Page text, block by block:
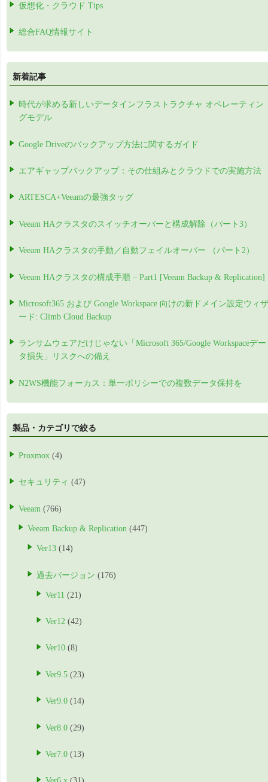
仮想化・クラウド Tips
総合FAQ情報サイト
新着記事
時代が求める新しいデータインフラストラクチャ オペレーティン
グモデル
Google Driveのバックアップ方法に関するガイド
エアギャップバックアップ：その仕組みとクラウドでの実施方法
ARTESCA+Veeamの最強タッグ
Veeam HAクラスタのスイッチオーバーと構成解除（パート3）
Veeam HAクラスタの手動／自動フェイルオーバー （パート2）
Veeam HAクラスタの構成手順 – Part1 [Veeam Backup & Replication]
Microsoft365 および Google Workspace 向けの新ドメイン設定ウィザ
ード: Climb Cloud Backup
ランサムウェアだけじゃない「Microsoft 365/Google Workspaceデー
タ損失」リスクへの備え
N2WS機能フォーカス：単一ポリシーでの複数データ保持を
製品・カテゴリで絞る
Proxmox (4)
セキュリティ (47)
Veeam (766)
Veeam Backup & Replication (447)
Ver13 (14)
過去バージョン (176)
Ver11 (21)
Ver12 (42)
Ver10 (8)
Ver9.5 (23)
Ver9.0 (14)
Ver8.0 (29)
Ver7.0 (13)